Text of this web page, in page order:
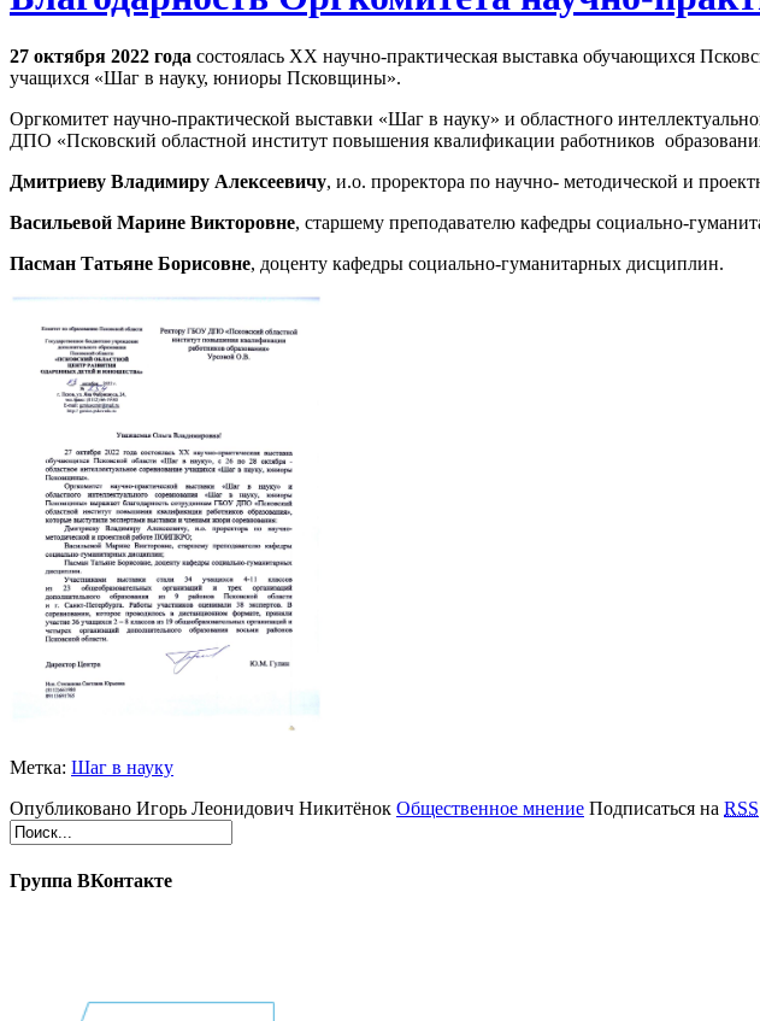
27 октября 2022 года состоялась XX научно-практическая выставка обучающихся
учащихся «Шаг в науку, юниоры Псковщины».
Оргкомитет научно-практической выставки «Шаг в науку» и областного
ДПО «Псковский областной институт повышения квалификации работников
Дмитриеву Владимиру Алексеевичу, и.о. проректора по научно- методической и
Васильевой Марине Викторовне, старшему преподавателю кафедры социально-
Пасман Татьяне Борисовне, доценту кафедры социально-гуманитарных дисциплин.
Метка: Шаг в науку
Опубликовано Игорь Леонидович Никитёнок Общественное мнение Подписаться на RSS
Группа ВКонтакте